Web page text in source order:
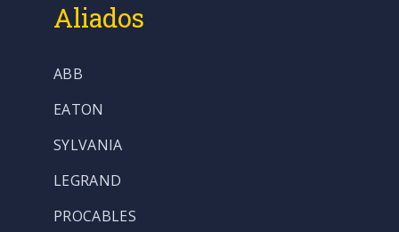
Aliados
ABB
EATON
SYLVANIA
LEGRAND
PROCABLES